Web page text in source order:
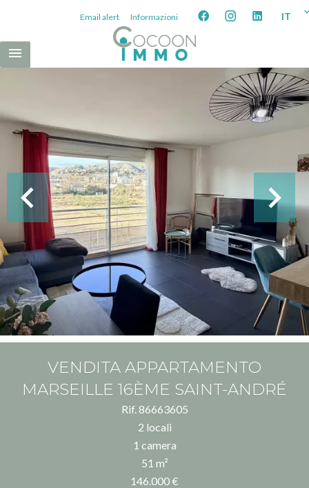
Email alert Informazioni IT
VENDITA APPARTAMENTO
MARSEILLE 16ÈME SAINT-ANDRÉ
Rif. 86663605
2 locali
1 camera
51 m²
146.000 €